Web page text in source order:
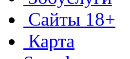
Сайты 18+
Карта